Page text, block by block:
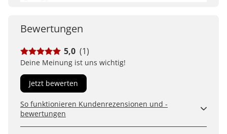
Bewertungen
5,0 (1)
Deine Meinung ist uns wichtig!
Jetzt bewerten
So funktionieren Kundenrezensionen und -
bewertungen